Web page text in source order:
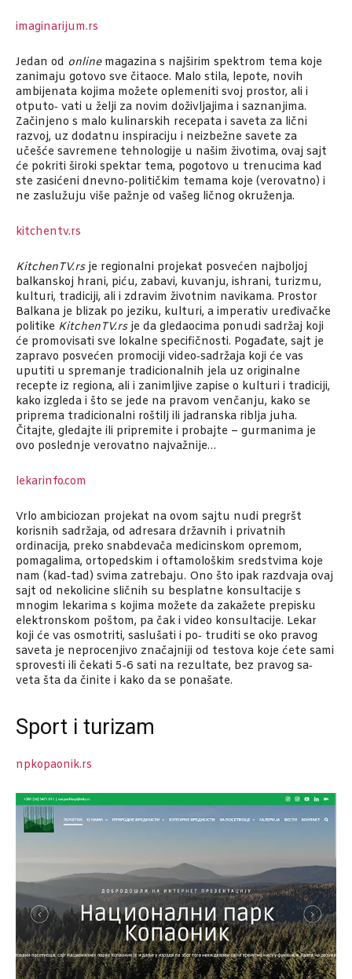
imaginarijum.rs
Jedan od online magazina s najširim spektrom tema koje
zanimaju gotovo sve čitaoce. Malo stila, lepote, novih
ambijenata kojima možete oplemeniti svoj prostor, ali i
otputo‑ vati u želji za novim doživljajima i saznanjima.
Začinjeno s malo kulinarskih recepata i saveta za lični
razvoj, uz dodatnu inspiraciju i neizbežne savete za
učešće savremene tehnologije u našim životima, ovaj sajt
će pokriti široki spektar tema, pogotovo u trenucima kad
ste zasićeni dnevno‑političkim temama koje (verovatno) i
ne zaslužuju više pažnje od vašeg ličnog okruženja.
kitchentv.rs
KitchenTV.rsje regionalni projekat posvećen najboljoj
balkanskoj hrani, piću, zabavi, kuvanju, ishrani, turizmu,
kulturi, tradiciji, ali i zdravim životnim navikama. Prostor
Balkana je blizak po jeziku, kulturi, a imperativ uređivačke
politike KitchenTV.rsje da gledaocima ponudi sadržaj koji
će promovisati sve lokalne specifičnosti. Pogađate, sajt je
zapravo posvećen promociji video‑sadržaja koji će vas
uputiti u spremanje tradicionalnih jela uz originalne
recepte iz regiona, ali i zanimljive zapise o kulturi i tradiciji,
kako izgleda i što se jede na pravom venčanju, kako se
priprema tradicionalni roštilj ili jadranska riblja juha.
Čitajte, gledajte ili pripremite i probajte – gurmanima je
ovo poslednje verovatno najvažnije…
lekarinfo.com
Vrlo ambiciozan projekat na ovom sajtu nudi pregršt
korisnih sadržaja, od adresara državnih i privatnih
ordinacija, preko snabdevača medicinskom opremom,
pomagalima, ortopedskim i oftamološkim sredstvima koje
nam (kad‑tad) svima zatrebaju. Ono što ipak razdvaja ovaj
sajt od nekolicine sličnih su besplatne konsultacije s
mnogim lekarima s kojima možete da zakažete prepisku
elektronskom poštom, pa čak i video konsultacije. Lekar
koji će vas osmotriti, saslušati i po‑ truditi se oko pravog
saveta je neprocenjivo značajniji od testova koje ćete sami
sprovesti ili čekati 5‑6 sati na rezultate, bez pravog sa‑
veta šta da činite i kako da se ponašate.
Sport i turizam
npkopaonik.rs